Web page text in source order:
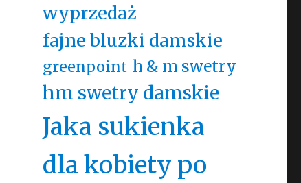
wyprzedaż
fajne bluzki damskie
greenpoint h & m swetry
hm swetry damskie
Jaka sukienka
dla kobiety po